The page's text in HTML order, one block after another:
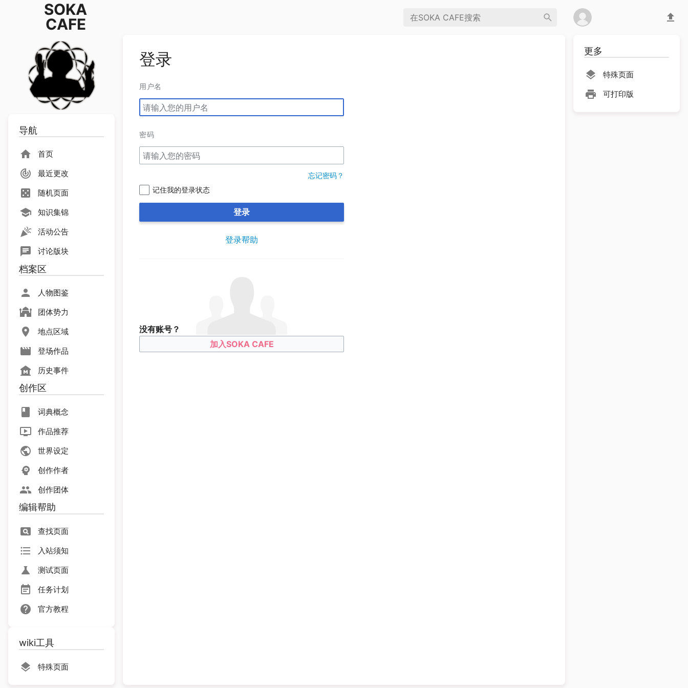
SOKA
CAFE
登录
用户名
密码
记住我的登录状态
登录
登录帮助
忘记密码？
没有账号？
加入SOKA CAFE
导航
首页
最近更改
随机页面
知识集锦
活动公告
讨论版块
档案区
人物图鉴
团体势力
地点区域
登场作品
历史事件
创作区
词典概念
作品推荐
世界设定
创作作者
创作团体
编辑帮助
查找页面
入站须知
测试页面
任务计划
官方教程
wiki工具
特殊页面
更多
特殊页面
可打印版